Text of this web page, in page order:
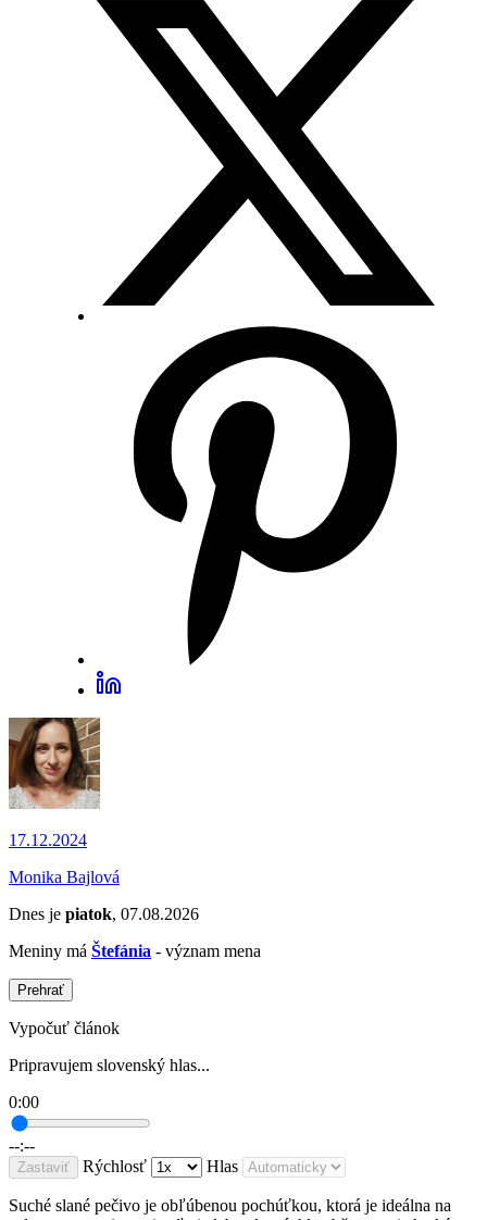
17.12.2024
Monika Bajlová
Dnes je piatok, 07.08.2026
Meniny má Štefánia - význam mena
Prehrať
Vypočuť článok
Pripravujem slovenský hlas...
0:00
--:--
Zastaviť Rýchlosť Hlas
Suché slané pečivo je obľúbenou pochúťkou, ktorá je ideálna na